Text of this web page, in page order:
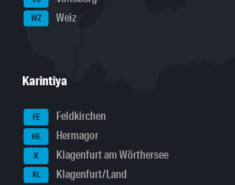
WZ Weiz
Karintiya
FE Feldkirchen
HE Hermagor
K Klagenfurt am Wörthersee
KL Klagenfurt/Land